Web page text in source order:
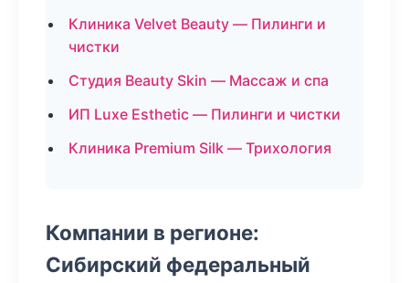
Клиника Velvet Beauty — Пилинги и
чистки
Студия Beauty Skin — Массаж и спа
ИП Luxe Esthetic — Пилинги и чистки
Клиника Premium Silk — Трихология
Компании в регионе:
Сибирский федеральный